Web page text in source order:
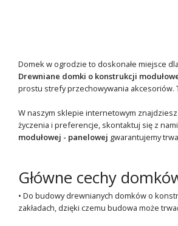
Domek w ogrodzie to doskonałe miejsce
Drewniane domki o konstrukcji
prostu strefy przechowywania akcesoriów.
W naszym sklepie internetowym
życzenia i preferencje, skontaktuj się z
modułowej - panelowej gwarantujemy
Główne cechy
• Do budowy drewnianych domków o
zakładach, dzięki czemu budowa może